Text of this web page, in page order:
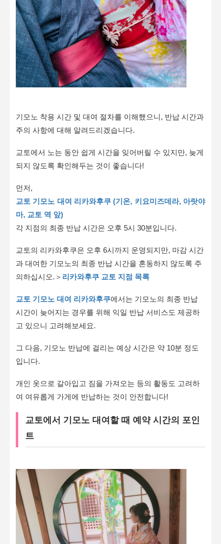
기모노 착용 시간 및 대여 절차를 이해했으니, 반납 시간과
주의 사항에 대해 알려드리겠습니다.
교토에서 노는 동안 쉽게 시간을 잊어버릴 수 있지만, 늦게
되지 않도록 확인해두는 것이 좋습니다!
먼저,
교토 기모노 대여 리카와후쿠 (기온, 키요미즈데라, 아랏야
마, 교토 역 앞)
각 지점의 최종 반납 시간은 오후 5시 30분입니다.
교토의 리카와후쿠은 오후 6시까지 운영되지만, 마감 시간
과 대여한 기모노의 최종 반납 시간을 혼동하지 않도록 주
의하십시오.＞ 리카와후쿠 교토 지점 목록
교토 기모노 대여 리카와후쿠에서는 기모노의 최종 반납
시간이 늦어지는 경우를 위해 익일 반납 서비스도 제공하
고 있으니 고려해보세요.
그 다음, 기모노 반납에 걸리는 예상 시간은 약 10분 정도
입니다.
개인 옷으로 갈아입고 짐을 가져오는 등의 활동도 고려하
여 여유롭게 가게에 반납하는 것이 안전합니다!
교토에서 기모노 대여할 때 예약 시간의 포인
트